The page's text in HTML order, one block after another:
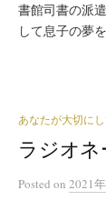
書館司書の派
して息子の夢
あなたが大切に
ラジオ
Posted on 2021